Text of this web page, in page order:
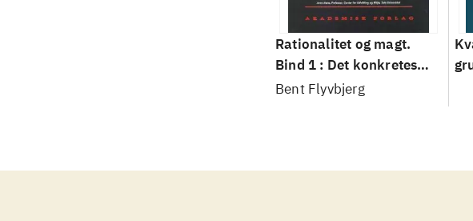
Rationalitet og magt.
Bind 1 : Det konkretes
videnskab
Bent Flyvbjerg